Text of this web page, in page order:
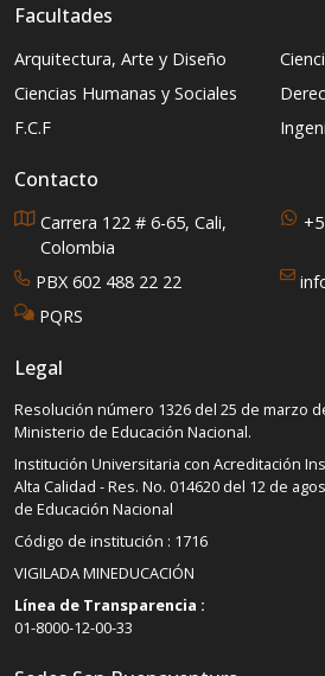
Facultades
Arquitectura, Arte y Diseño
Ciencias Humanas y Sociales
F.C.F
Contacto
Carrera 122 # 6-65, Cali,
Colombia
PBX 602 488 22 22
PQRS
Legal
Resolución número 1326 del 25 de marzo
Ministerio de Educación Nacional.
Institución Universitaria con Acreditación
Alta Calidad - Res. No. 014620 del 12 de
de Educación Nacional
Código de institución : 1716
VIGILADA MINEDUCACIÓN
Línea de Transparencia :
01-8000-12-00-33